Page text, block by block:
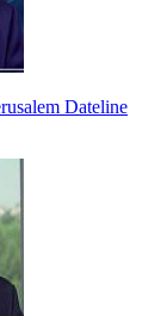
Dateline